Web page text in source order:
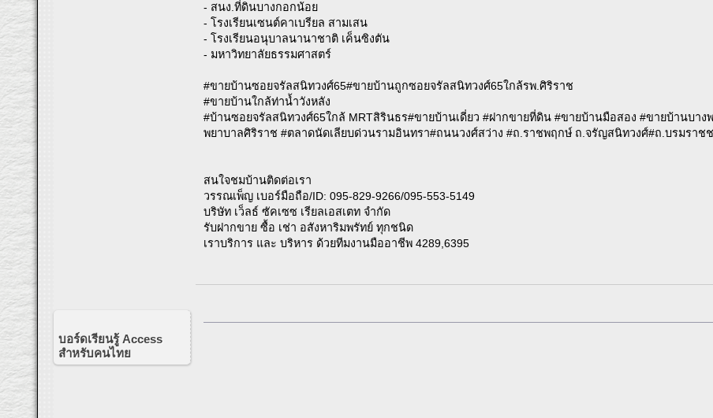
- สนง.ที่ดินบางกอกน้อย
- โรงเรียนเซนต์คาเบรียล สามเสน
- โรงเรียนอนุบาลนานาชาติ เค็นซิงตัน
- มหาวิทยาลัยธรรมศาสตร์
#ขายบ้านซอยจรัลสนิทวงศ์65#ขายบ้านถูกซอยจรัลสนิทวงศ์65ใกล้รพ.ศิริราช
#ขายบ้านใกล้ท่าน้ำวังหลัง
#บ้านซอยจรัลสนิทวงศ์65ใกล้ MRTสิรินธร#ขายบ้านเดี่ยว #ฝากขายที่ดิน #ขายบ้านมือสอง #ขายบ้านบา
พยาบาลศิริราช #ตลาดนัดเลียบด่วนรามอินทรา#ถนนวงศ์สว่าง #ถ.ราชพฤกษ์ ถ.จรัญสนิทวงศ์#ถ.บรมรา
สนใจชมบ้านติดต่อเรา
วรรณเพ็ญ เบอร์มือถือ/ID: 095-829-9266/095-553-5149
บริษัท เว็ลธ์ ซัคเซซ เรียลเอสเตท จำกัด
รับฝากขาย ซื้อ เช่า อสังหาริมพรัทย์ ทุกชนิด
เราบริการ และ บริหาร ด้วยทีมงานมืออาชีพ 4289,6395
บอร์ดเรียนรู้ Access
สำหรับคนไทย